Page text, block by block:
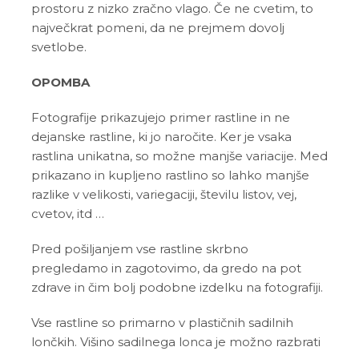
prostoru z nizko zračno vlago. Če ne cvetim, to
največkrat pomeni, da ne prejmem dovolj
svetlobe.
OPOMBA
Fotografije prikazujejo primer rastline in ne
dejanske rastline, ki jo naročite. Ker je vsaka
rastlina unikatna, so možne manjše variacije. Med
prikazano in kupljeno rastlino so lahko manjše
razlike v velikosti, variegaciji, številu listov, vej,
cvetov, itd …
Pred pošiljanjem vse rastline skrbno
pregledamo in zagotovimo, da gredo na pot
zdrave in čim bolj podobne izdelku na fotografiji.
Vse rastline so primarno v plastičnih sadilnih
lončkih. Višino sadilnega lonca je možno razbrati